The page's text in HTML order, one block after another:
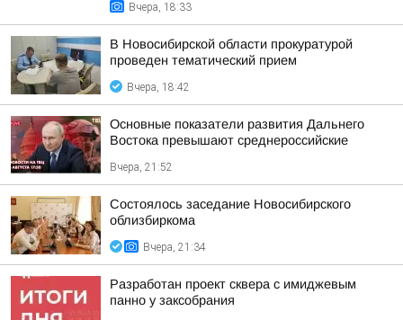
Вчера, 18:33
В Новосибирской области прокуратурой
проведен тематический прием
Вчера, 18:42
Основные показатели развития Дальнего
Востока превышают среднероссийские
Вчера, 21:52
Состоялось заседание Новосибирского
облизбиркома
Вчера, 21:34
Разработан проект сквера с имиджевым
панно у заксобрания